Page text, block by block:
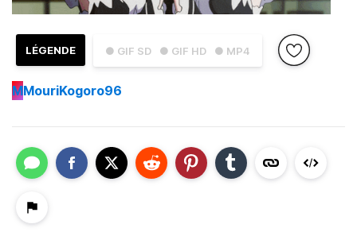
● GIF SD ● GIF HD ● MP4
LÉGENDE
MMouriKogoro96